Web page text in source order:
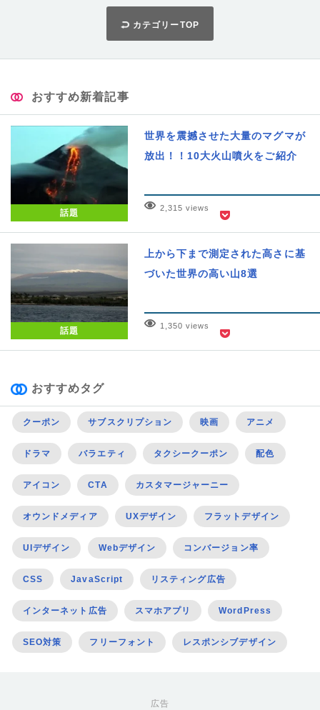
カテゴリーTOP
おすすめ新着記事
話題
世界を震撼させた大量のマグマが
放出！！10大火山噴火をご紹介
2,315 views
話題
上から下まで測定された高さに基
づいた世界の高い山8選
1,350 views
おすすめタグ
クーポン サブスクリプション 映画 アニメ
ドラマ バラエティ タクシークーポン 配色
アイコン CTA カスタマージャーニー
オウンドメディア UXデザイン フラットデザイン
UIデザイン Webデザイン コンバージョン率
CSS JavaScript リスティング広告
インターネット広告 スマホアプリ WordPress
SEO対策 フリーフォント レスポンシブデザイン
広告